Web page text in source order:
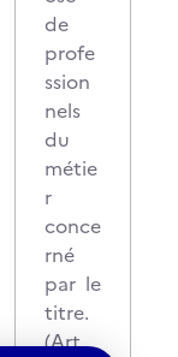
de
profe
ssion
nels
du
métie
r
conce
rné
par le
titre.
(Art.